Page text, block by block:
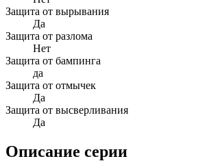
Защита от вырывания
Да
Защита от разлома
Нет
Защита от бампинга
да
Защита от отмычек
Да
Защита от высверливания
Да
Описание серии